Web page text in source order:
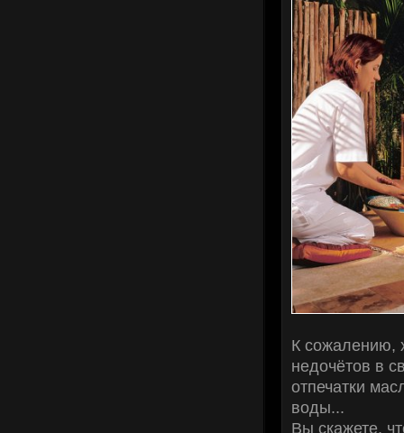
К сожалению,
недочётов в
отпечатки
воды...
Вы скажете,